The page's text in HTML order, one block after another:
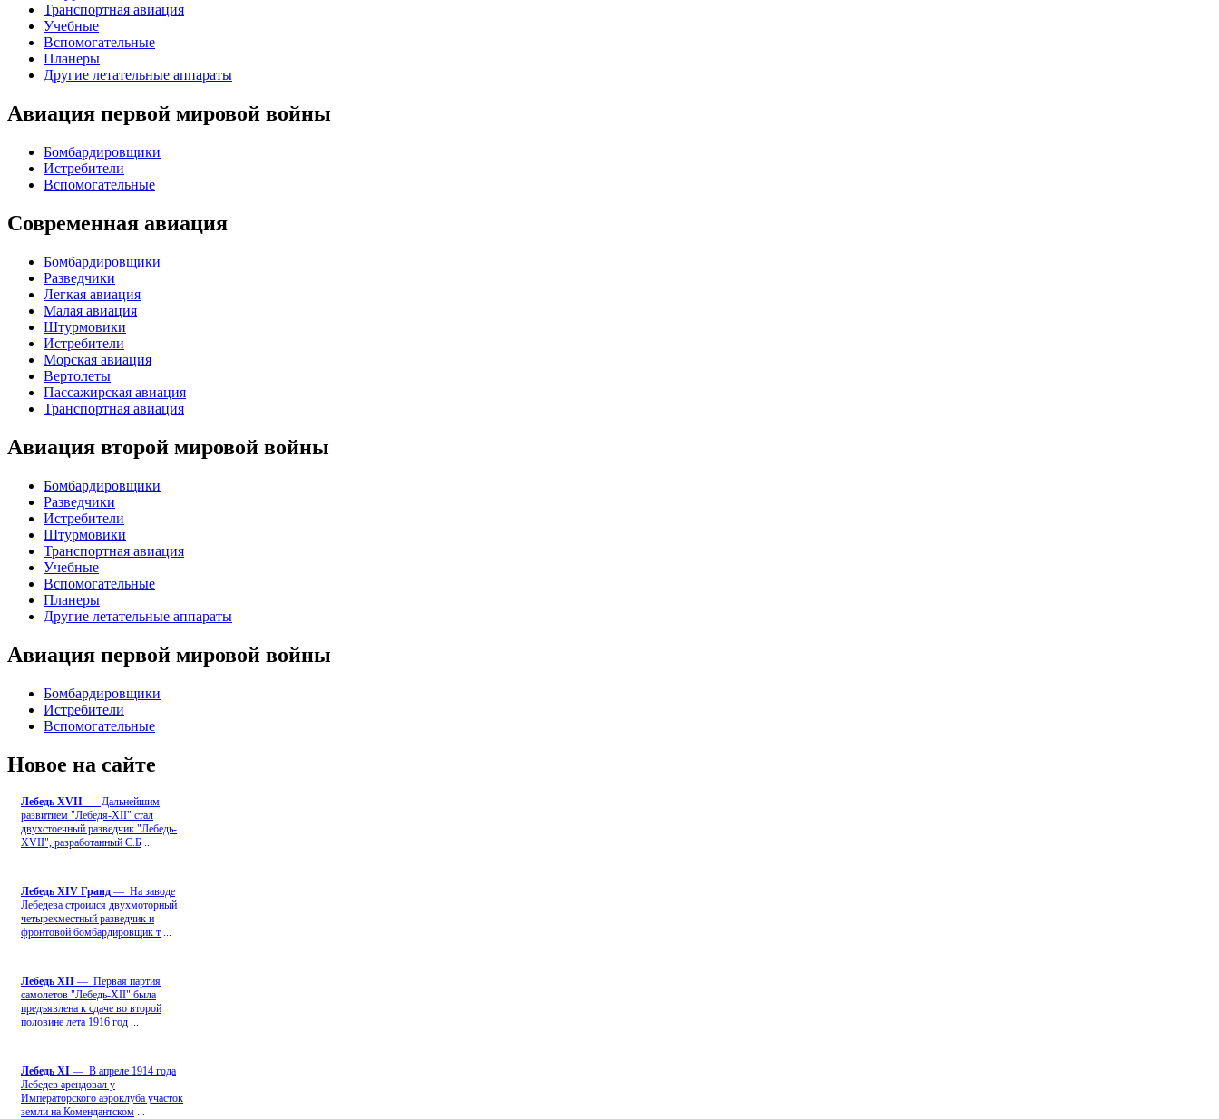
Транспортная авиация
Учебные
Вспомогательные
Планеры
Другие летательные аппараты
Авиация первой мировой войны
Бомбардировщики
Истребители
Вспомогательные
Современная авиация
Бомбардировщики
Разведчики
Легкая авиация
Малая авиация
Штурмовики
Истребители
Морская авиация
Вертолеты
Пассажирская авиация
Транспортная авиация
Авиация второй мировой войны
Бомбардировщики
Разведчики
Истребители
Штурмовики
Транспортная авиация
Учебные
Вспомогательные
Планеры
Другие летательные аппараты
Авиация первой мировой войны
Бомбардировщики
Истребители
Вспомогательные
Новое на сайте
Лебедь ХVII — Дальнейшим
развитием "Лебедя-ХII" стал
двухстоечный разведчик "Лебедь-
XVII", разработанный С.Б
Лебедь ХIV Гранд — На заводе
Лебедева строился двухмоторный
четырехместный разведчик и
фронтовой бомбардировщик т
Лебедь ХII — Первая партия
самолетов "Лебедь-ХII" была
предъявлена к сдаче во второй
половине лета 1916 год
Лебедь ХI — В апреле 1914 года
Лебедев арендовал у
Императорского аэроклуба участок
земли на Комендантском